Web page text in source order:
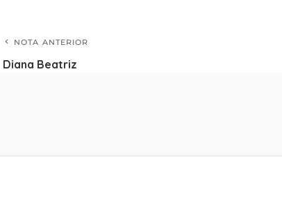
NOTA ANTERIOR
Diana Beatriz